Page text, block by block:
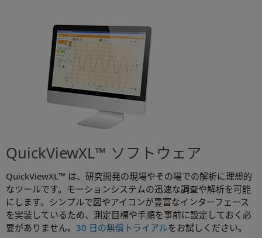
QuickViewXL™ ソフトウェア
QuickViewXL™ は、研究開発の現場やその場での解析に理想的
なツールです。モーションシステムの迅速な調査や解析を可能
にします。シンプルで図やアイコンが豊富なインターフェース
を実装しているため、測定目標や手順を事前に設定しておく必
要がありません。 30 日の無償トライアルをお試しください。